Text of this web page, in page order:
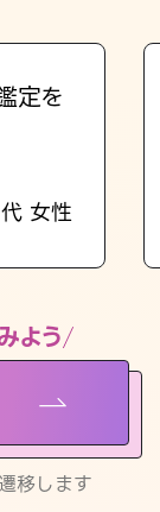
定を
女性
よう
移します